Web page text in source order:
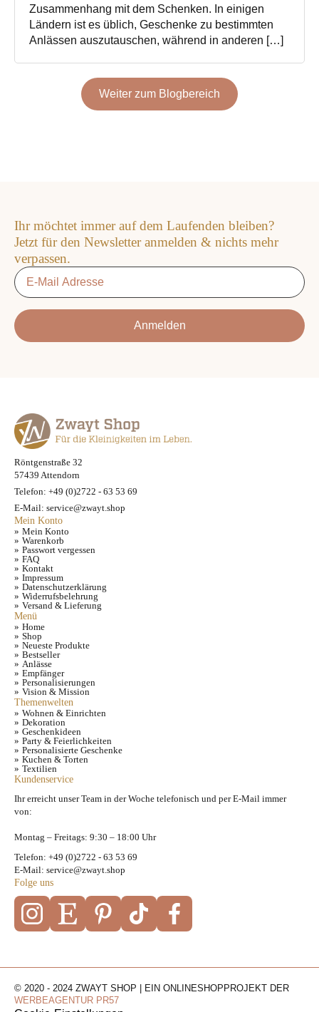
Zusammenhang mit dem Schenken. In einigen
Ländern ist es üblich, Geschenke zu bestimmten
Anlässen auszutauschen, während in anderen […]
Weiter zum Blogbereich
Ihr möchtet immer auf dem Laufenden bleiben?
Jetzt für den Newsletter anmelden & nichts mehr
verpassen.
Email
Anmelden
Röntgenstraße 32
57439 Attendorn
Telefon: +49 (0)2722 - 63 53 69
E-Mail: service@zwayt.shop
Mein Konto
Mein Konto
Warenkorb
Passwort vergessen
FAQ
Kontakt
Impressum
Datenschutzerklärung
Widerrufsbelehrung
Versand & Lieferung
Menü
Home
Shop
Neueste Produkte
Bestseller
Anlässe
Empfänger
Personalisierungen
Vision & Mission
Themenwelten
Wohnen & Einrichten
Dekoration
Geschenkideen
Party & Feierlichkeiten
Personalisierte Geschenke
Kuchen & Torten
Textilien
Kundenservice
Ihr erreicht unser Team in der Woche telefonisch und per E-Mail immer
von:
Montag – Freitags: 9:30 – 18:00 Uhr
Telefon: +49 (0)2722 - 63 53 69
E-Mail: service@zwayt.shop
Folge uns
© 2020 - 2024 ZWAYT SHOP | EIN ONLINESHOPPROJEKT DER
WERBEAGENTUR PR57